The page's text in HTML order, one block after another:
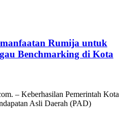
Rumija untuk
Benchmarking di Kota
– Keberhasilan Pemerintah Kota
Asli Daerah (PAD)